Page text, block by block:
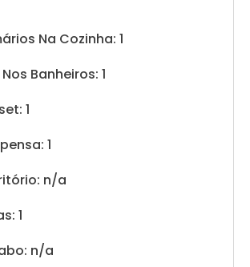
Na Cozinha: 1
Banheiros: 1
1
1
n/a
1
n/a